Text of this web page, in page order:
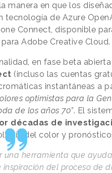
manera en que los
tecnología de Azure
Connect, disponible
Adobe Creative Cloud.
en fase beta
(incluso las cuentas
instantáneas a
optimistas para la
de los años 70”. El
décadas de
del color y
una herramienta que
del proceso de